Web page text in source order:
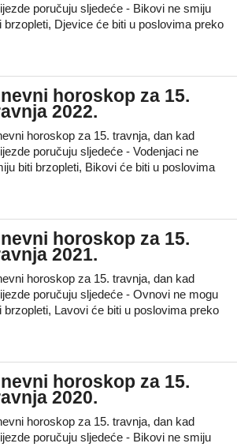
poručuju sljedeće - Bikovi ne smiju
brzopleti, Djevice će biti u poslovima preko
horoskop za 15.
2022.
horoskop za 15. travnja, dan kad
poručuju sljedeće - Vodenjaci ne
biti brzopleti, Bikovi će biti u poslovima
horoskop za 15.
2021.
horoskop za 15. travnja, dan kad
poručuju sljedeće - Ovnovi ne mogu
brzopleti, Lavovi će biti u poslovima preko
horoskop za 15.
2020.
horoskop za 15. travnja, dan kad
poručuju sljedeće - Bikovi ne smiju